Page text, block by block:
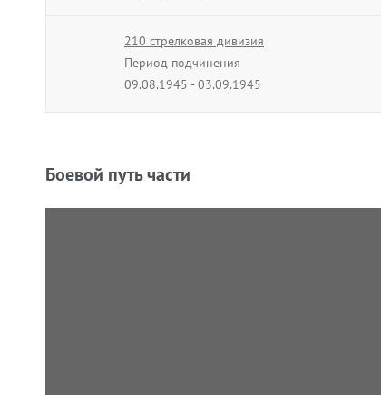
210 стрелковая дивизия
Период подчинения
09.08.1945 - 03.09.1945
Боевой путь части